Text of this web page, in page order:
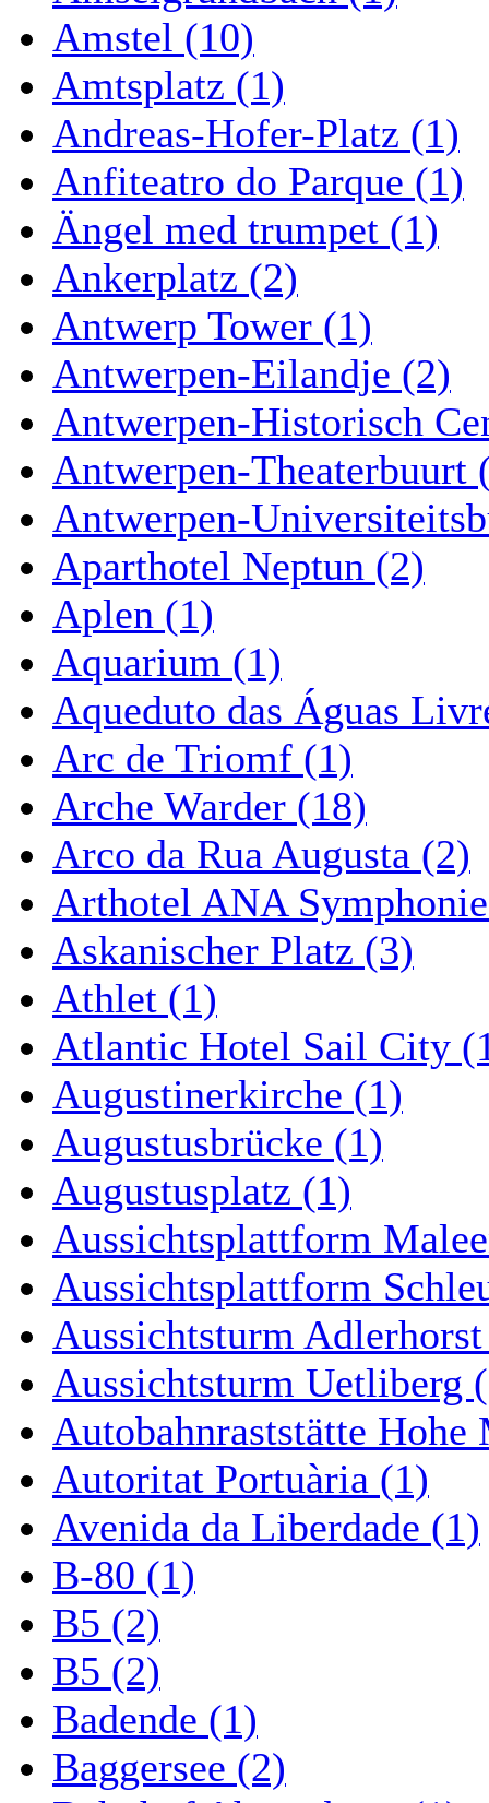
Amstel (10)
Amtsplatz (1)
Andreas-Hofer-Platz (1)
Anfiteatro do Parque (1)
Ängel med trumpet (1)
Ankerplatz (2)
Antwerp Tower (1)
Antwerpen-Eilandje (2)
Antwerpen-Historisch
Antwerpen-Theaterbuurt
Antwerpen-
Aparthotel Neptun (2)
Aplen (1)
Aquarium (1)
Aqueduto das Águas
Arc de Triomf (1)
Arche Warder (18)
Arco da Rua Augusta (2)
Arthotel ANA
Askanischer Platz (3)
Athlet (1)
Atlantic Hotel Sail City
Augustinerkirche (1)
Augustusbrücke (1)
Augustusplatz (1)
Aussichtsplattform
Aussichtsplattform
Aussichtsturm
Aussichtsturm Uetliberg
Autobahnraststätte Hohe
Autoritat Portuària (1)
Avenida da Liberdade (1)
B-80 (1)
B5 (2)
B5 (2)
Badende (1)
Baggersee (2)